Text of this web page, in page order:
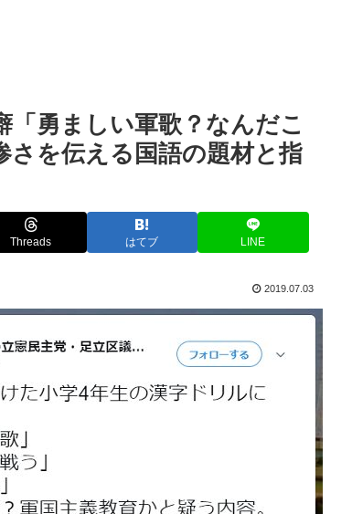
「勇ましい軍歌？なんだこ
を伝える国語の題材と指
Threads はてブ LINE
2019.07.03